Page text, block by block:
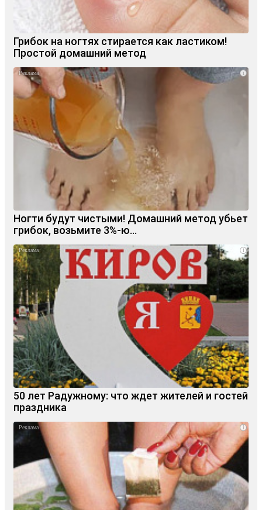
Грибок на ногтях стирается как ластиком!
Простой домашний метод
i
Ногти будут чистыми! Домашний метод убьет
грибок, возьмите 3%-ю…
i
50 лет Радужному: что ждет жителей и гостей
праздника
i